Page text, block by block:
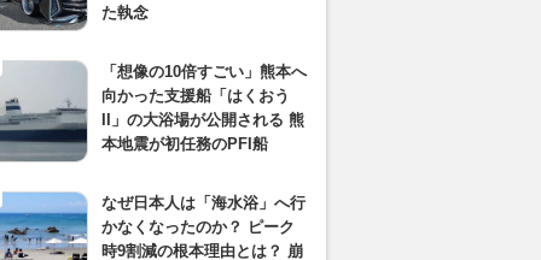
た執念
「想像の10倍すごい」熊本へ
向かった支援船「はくおう
II」の大浴場が公開される 熊
本地震が初任務のPFI船
なぜ日本人は「海水浴」へ行
かなくなったのか？ ピーク
時9割減の根本理由とは？ 崩